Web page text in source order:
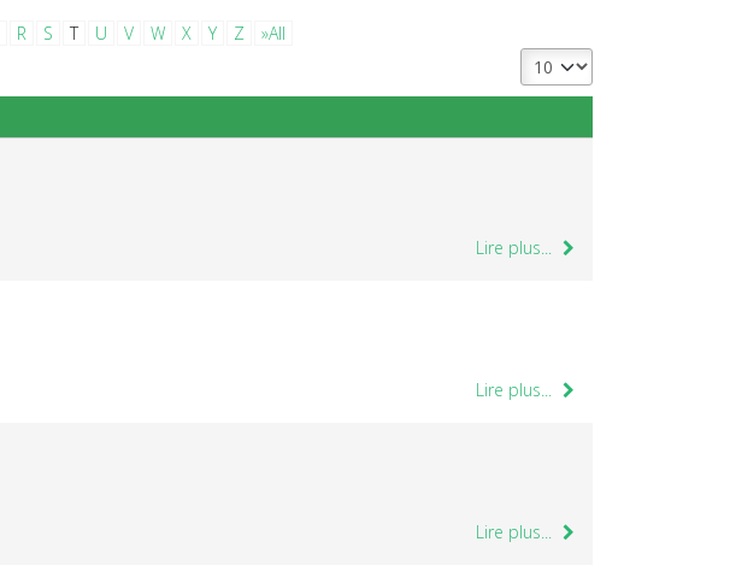
R S T U V W X Y Z
»All
Lire plus...
Lire plus...
Lire plus...